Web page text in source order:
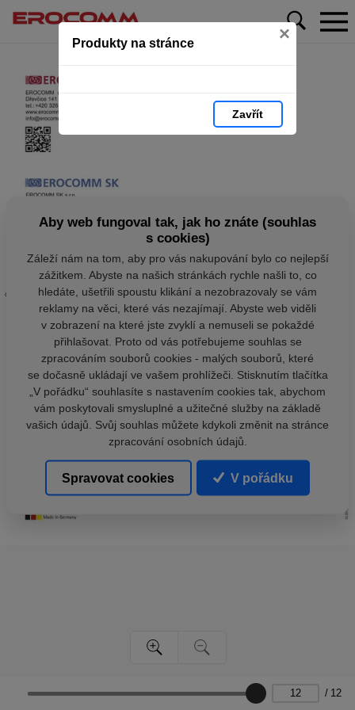
Produkty na stránce ×
Zavřít
/ 12
Aby web fungoval tak, jak ho znáte (souhlas
s cookies)
Záleží nám na tom, aby pro vás nakupování bylo co nejlepší
zážitkem. Abyste na našich stránkách rychle našli to, co
hledáte, ušetřili spoustu klikání a nezobrazovaly se vám
reklamy na věci, které vás nezajímají. Abyste web viděli
v zobrazení na které jste zvyklí a nemuseli se pokaždé
přihlašovat. Proto od vás potřebujeme souhlas se
zpracováním souborů cookies - malých souborů, které
se dočasně ukládají ve vašem prohlížeči. Stisknutím tlačítka
„V pořádku“ souhlasíte s nastavením cookies tak, abychom
vám poskytovali smysluplné a užitečné služby na základě
vašich údajů. Svůj souhlas můžete kdykoli změnit na stránce
zpracování osobních údajů.
Spravovat cookies V pořádku